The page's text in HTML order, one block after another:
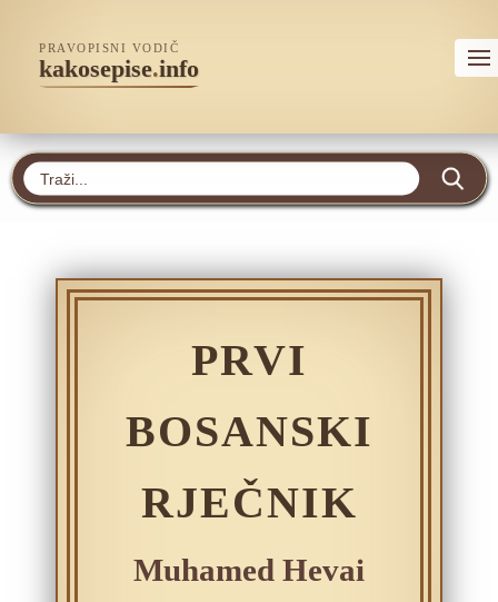
PRAVOPISNI VODIČ
kakosepise.info
PRVI
BOSANSKI
RJEČNIK
Muhamed Hevai